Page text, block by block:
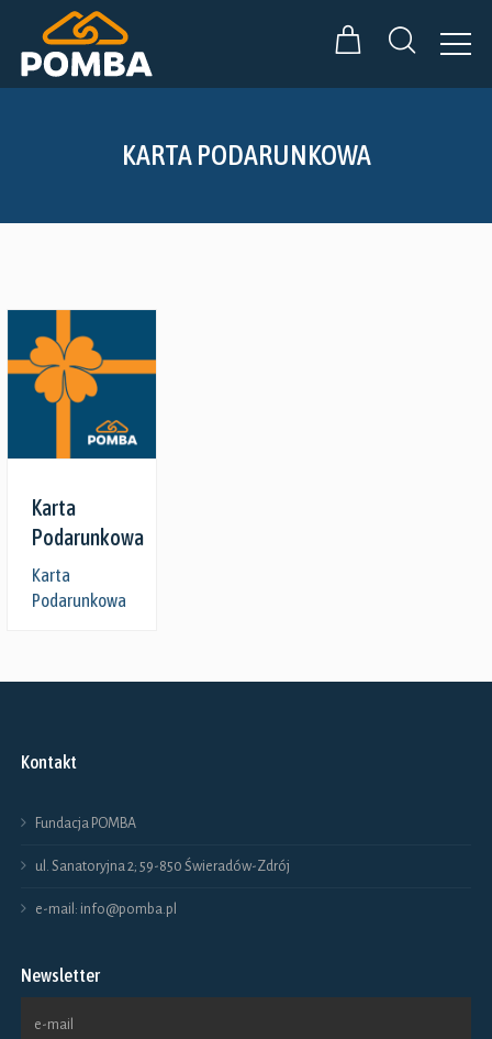
KARTA PODARUNKOWA
Karta
Podarunkowa
Karta
Podarunkowa
Kontakt
Fundacja POMBA
ul. Sanatoryjna 2; 59-850 Świeradów-Zdrój
e-mail: info@pomba.pl
Newsletter